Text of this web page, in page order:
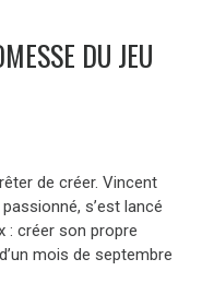
DU JEU
de créer. Vincent
s’est lancé
: créer son propre
mois de septembre